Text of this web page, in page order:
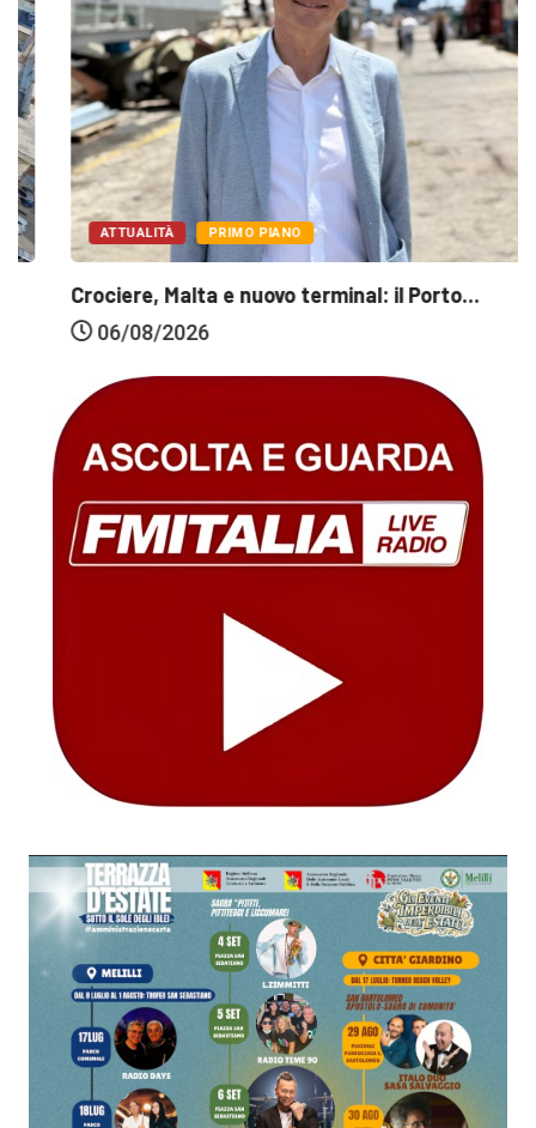
ATTUALITÀ PRIMO PIANO
Crociere, Malta e nuovo terminal: il Porto...
06/08/2026